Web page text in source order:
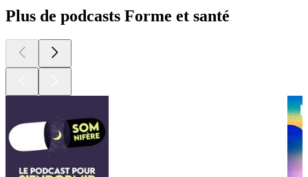
Plus de podcasts Forme et santé